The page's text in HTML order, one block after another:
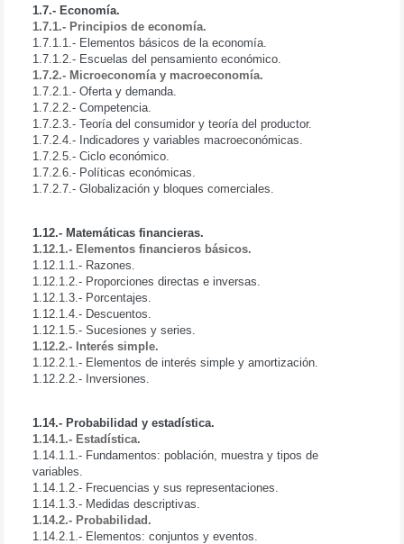
1.7.- Economía.
1.7.1.- Principios de economía.
1.7.1.1.- Elementos básicos de la economía.
1.7.1.2.- Escuelas del pensamiento económico.
1.7.2.- Microeconomía y macroeconomía.
1.7.2.1.- Oferta y demanda.
1.7.2.2.- Competencia.
1.7.2.3.- Teoría del consumidor y teoría del productor.
1.7.2.4.- Indicadores y variables macroeconómicas.
1.7.2.5.- Ciclo económico.
1.7.2.6.- Políticas económicas.
1.7.2.7.- Globalización y bloques comerciales.
1.12.- Matemáticas financieras.
1.12.1.- Elementos financieros básicos.
1.12.1.1.- Razones.
1.12.1.2.- Proporciones directas e inversas.
1.12.1.3.- Porcentajes.
1.12.1.4.- Descuentos.
1.12.1.5.- Sucesiones y series.
1.12.2.- Interés simple.
1.12.2.1.- Elementos de interés simple y amortización.
1.12.2.2.- Inversiones.
1.14.- Probabilidad y estadística.
1.14.1.- Estadística.
1.14.1.1.- Fundamentos: población, muestra y tipos de
variables.
1.14.1.2.- Frecuencias y sus representaciones.
1.14.1.3.- Medidas descriptivas.
1.14.2.- Probabilidad.
1.14.2.1.- Elementos: conjuntos y eventos.